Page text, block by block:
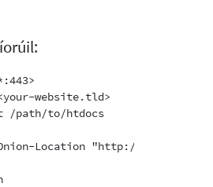
website.tld>
/path/to/htdocs
Location "http://your-